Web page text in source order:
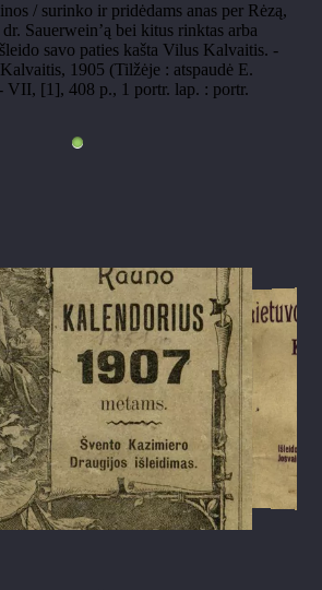
/ surinko ir pridėdams anas per Rėzą,
dr. Sauerwein’ą bei kitus rinktas arba
savo paties kašta Vilus Kalvaitis. -
1905 (Tilžėje : atspaudė E.
VII, [1], 408 p., 1 portr. lap. : portr.